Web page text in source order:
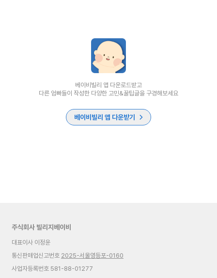
베이비빌리 앱 다운로드받고
다른 엄빠들이 작성한 다양한 고민&꿀팁글을 구경해보세요
베이비빌리 앱 다운받기
주식회사 빌리지베이비
대표이사 이정윤
통신판매업신고번호 2025-서울영등포-0160
사업자등록번호 581-88-01277